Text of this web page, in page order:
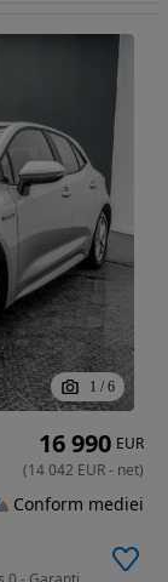
1 / 6
16 990 EUR
(14 042 EUR- net)
Conform mediei